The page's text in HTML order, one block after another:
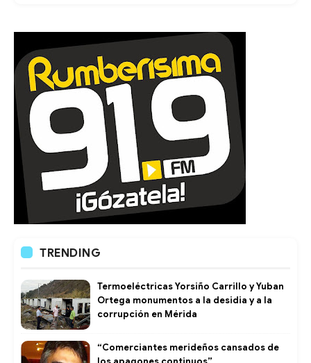
TRENDING
Termoeléctricas Yorsiño Carrillo y Yuban
Ortega monumentos a la desidia y a la
corrupción en Mérida
“Comerciantes merideños cansados de